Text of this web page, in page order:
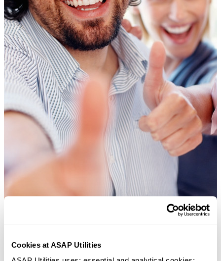
Cookies at ASAP Utilities